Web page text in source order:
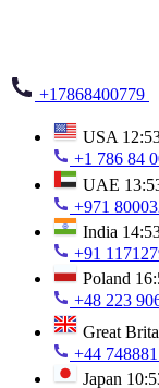
+17868400779
USA
+1 786 84
UAE
+971
India
+91
Poland
+48 223
Great
+44
Japan